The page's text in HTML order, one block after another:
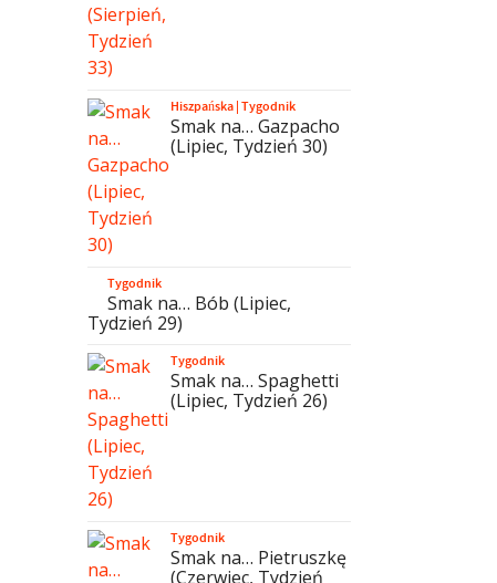
Hiszpańska|Tygodnik
Smak na… Gazpacho
(Lipiec, Tydzień 30)
Tygodnik
Smak na… Bób (Lipiec,
Tydzień 29)
Tygodnik
Smak na… Spaghetti
(Lipiec, Tydzień 26)
Tygodnik
Smak na… Pietruszkę
(Czerwiec, Tydzień